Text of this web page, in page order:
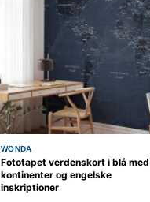
WONDA
Fototapet verdenskort i blå med
kontinenter og engelske
inskriptioner